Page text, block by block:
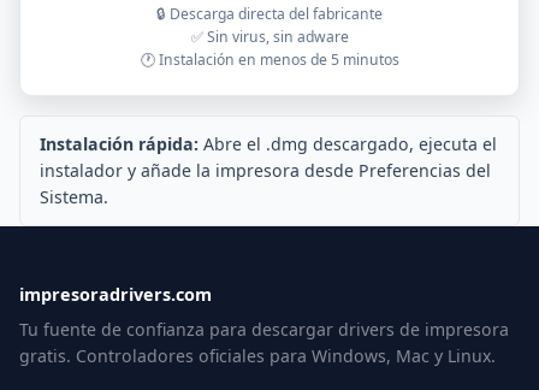
🔒 Descarga directa del fabricante
✅ Sin virus, sin adware
🕐 Instalación en menos de 5 minutos
Instalación rápida: Abre el .dmg descargado, ejecuta el
instalador y añade la impresora desde Preferencias del
Sistema.
impresoradrivers.com
Tu fuente de confianza para descargar drivers de impresora
gratis. Controladores oficiales para Windows, Mac y Linux.